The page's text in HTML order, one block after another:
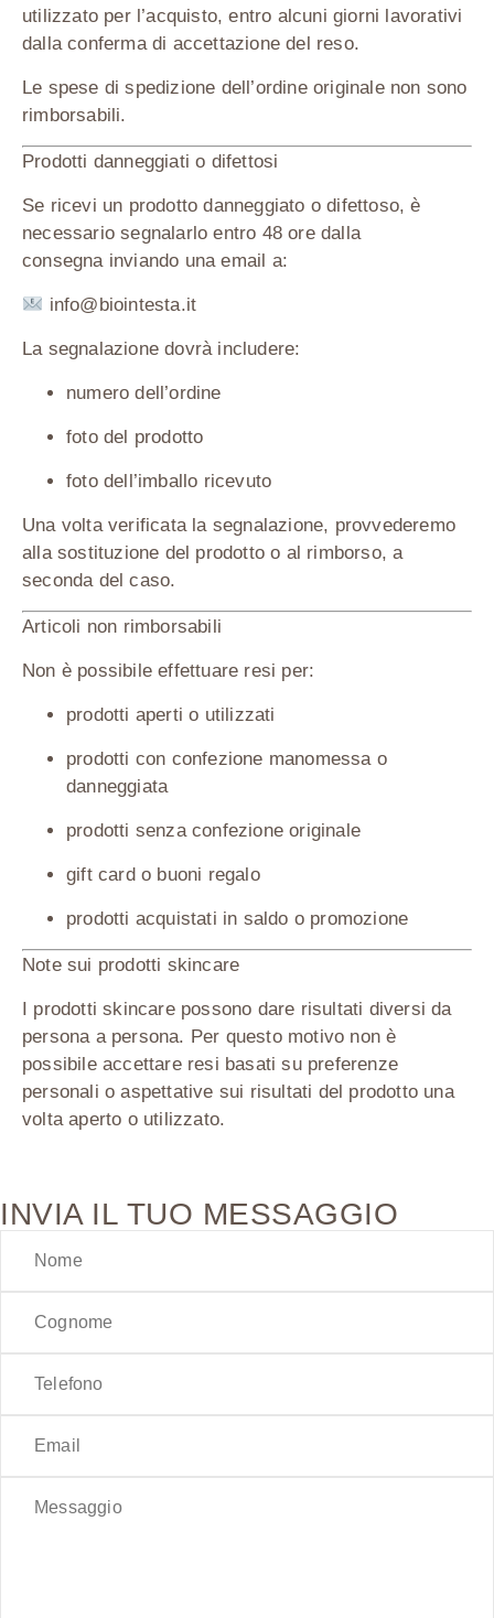
utilizzato per l’acquisto, entro alcuni giorni lavorativi
dalla conferma di accettazione del reso.
Le spese di spedizione dell’ordine originale non sono
rimborsabili.
Prodotti danneggiati o difettosi
Se ricevi un prodottodanneggiato o difettoso, è
necessario segnalarlo entro 48 ore dalla
consegnainviando una email a:
info@biointesta.it
La segnalazione dovrà includere:
numero dell’ordine
foto del prodotto
foto dell’imballo ricevuto
Una volta verificata la segnalazione, provvederemo
alla sostituzione del prodotto o al rimborso, a
seconda del caso.
Articoli non rimborsabili
Non è possibile effettuare resi per:
prodotti aperti o utilizzati
prodotti con confezione manomessa o
danneggiata
prodotti senza confezione originale
gift card o buoni regalo
prodotti acquistati in saldo o promozione
Note sui prodotti skincare
I prodotti skincare possono dare risultati diversi da
persona a persona. Per questo motivo non è
possibile accettare resi basati su preferenze
personali o aspettative sui risultati del prodotto una
volta aperto o utilizzato.
INVIA IL TUO MESSAGGIO